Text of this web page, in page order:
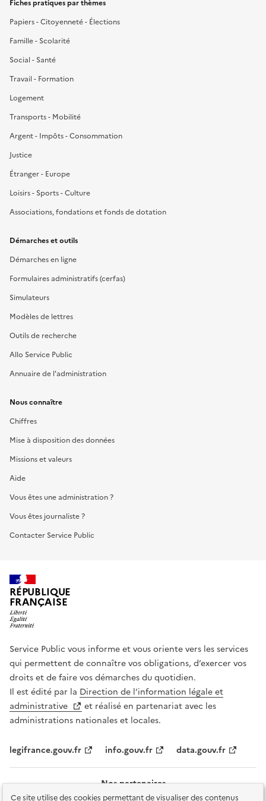
Ce site utilise des cookies permettant de visualiser des contenus
Fiches pratiques par thèmes
Papiers - Citoyenneté - Élections
Famille - Scolarité
Social - Santé
Travail - Formation
Logement
Transports - Mobilité
Argent - Impôts - Consommation
Justice
Étranger - Europe
Loisirs - Sports - Culture
Associations, fondations et fonds de dotation
Démarches et outils
Démarches en ligne
Formulaires administratifs (cerfas)
Simulateurs
Modèles de lettres
Outils de recherche
Allo Service Public
Annuaire de l'administration
Nous connaître
Chiffres
Mise à disposition des données
Missions et valeurs
Aide
Vous êtes une administration ?
Vous êtes journaliste ?
Contacter Service Public
RÉPUBLIQUE
FRANÇAISE
Service Public vous informe et vous oriente vers les services
qui permettent de connaître vos obligations, d’exercer vos
droits et de faire vos démarches du quotidien.
Il est édité par la Direction de l’information légale et
administrative
et réalisé en partenariat avec les
administrations nationales et locales.
legifrance.gouv.fr info.gouv.fr data.gouv.fr
Nos partenaires